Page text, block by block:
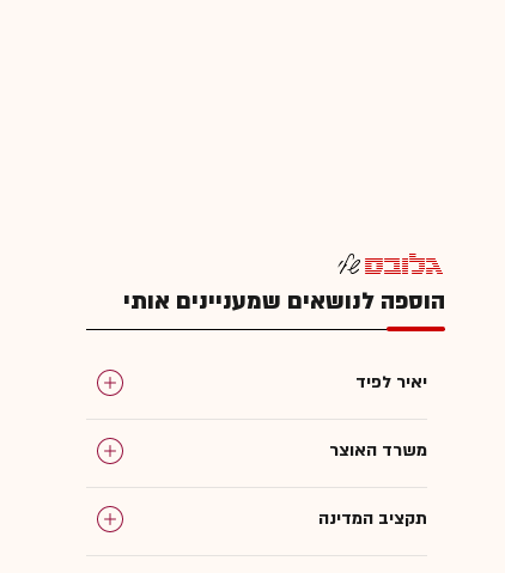
הוספה לנושאים שמעניינים אותי
יאיר לפיד
משרד האוצר
תקציב המדינה